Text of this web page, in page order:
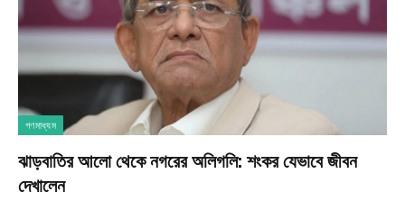
গণমাধ্যম
ঝাড়বাতির আলো থেকে নগরের অলিগলি: শংকর যেভাবে জীবন
দেখালেন